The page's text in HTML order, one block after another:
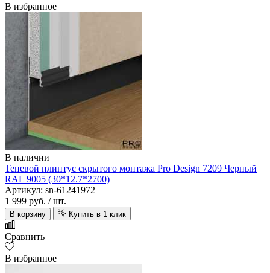
В избранное
В наличии
Теневой плинтус скрытого монтажа Pro Design 7209 Черный
RAL 9005 (30*12.7*2700)
Артикул: sn-61241972
1 999 руб. / шт.
В корзину Купить в 1 клик
Сравнить
В избранное